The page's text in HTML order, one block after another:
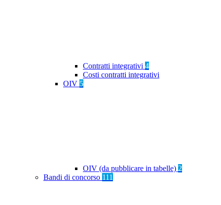
Contratti integrativi 4
Costi contratti integrativi
OIV 5
OIV (da pubblicare in tabelle) 2
Bandi di concorso 111